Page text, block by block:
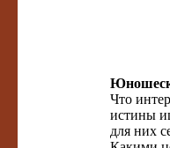
Что
истины
для них